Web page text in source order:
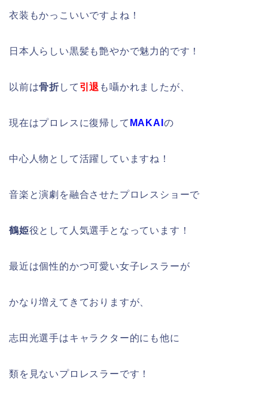
衣装もかっこいいですよね！
日本人らしい黒髪も艶やかで魅力的です！
以前は骨折 して 引退 も囁かれましたが、
現在はプロレスに復帰して MAKAI の
中心人物として活躍していますね！
音楽と演劇を融合させたプロレスショーで
鶴姫役として人気選手となっています！
最近は個性的かつ可愛い女子レスラーが
かなり増えてきておりますが、
志田光選手はキャラクター的にも他に
類を見ないプロレスラーです！